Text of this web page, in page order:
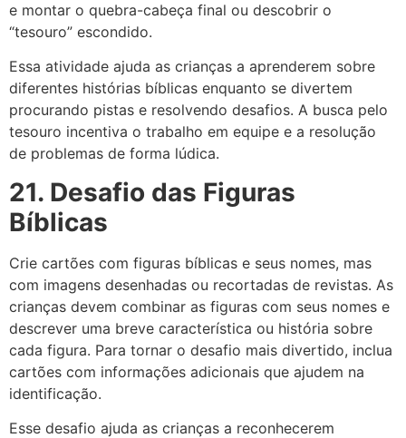
e montar o quebra-cabeça final ou descobrir o
“tesouro” escondido.
Essa atividade ajuda as crianças a aprenderem sobre
diferentes histórias bíblicas enquanto se divertem
procurando pistas e resolvendo desafios. A busca pelo
tesouro incentiva o trabalho em equipe e a resolução
de problemas de forma lúdica.
21. Desafio das Figuras
Bíblicas
Crie cartões com figuras bíblicas e seus nomes, mas
com imagens desenhadas ou recortadas de revistas. As
crianças devem combinar as figuras com seus nomes e
descrever uma breve característica ou história sobre
cada figura. Para tornar o desafio mais divertido, inclua
cartões com informações adicionais que ajudem na
identificação.
Esse desafio ajuda as crianças a reconhecerem